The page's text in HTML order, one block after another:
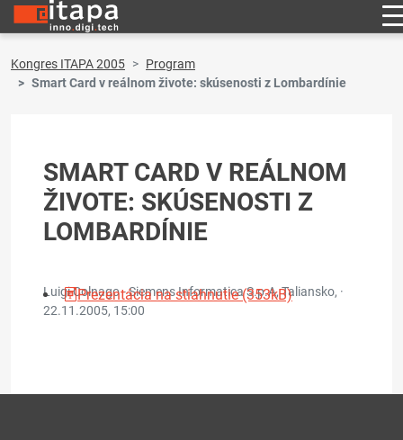
Kongres ITAPA 2005
Program
Smart Card v reálnom živote: skúsenosti z Lombardínie
SMART CARD V REÁLNOM
ŽIVOTE: SKÚSENOSTI Z
LOMBARDÍNIE
Luigi Colnago - Siemens Informatica S.p.A, Taliansko, ·
22.11.2005, 15:00
Prezentácia na stiahnutie (353kB)